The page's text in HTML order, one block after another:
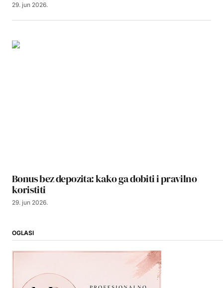
29. jun 2026.
Bonus bez depozita: kako ga dobiti i pravilno
koristiti
29. jun 2026.
OGLASI